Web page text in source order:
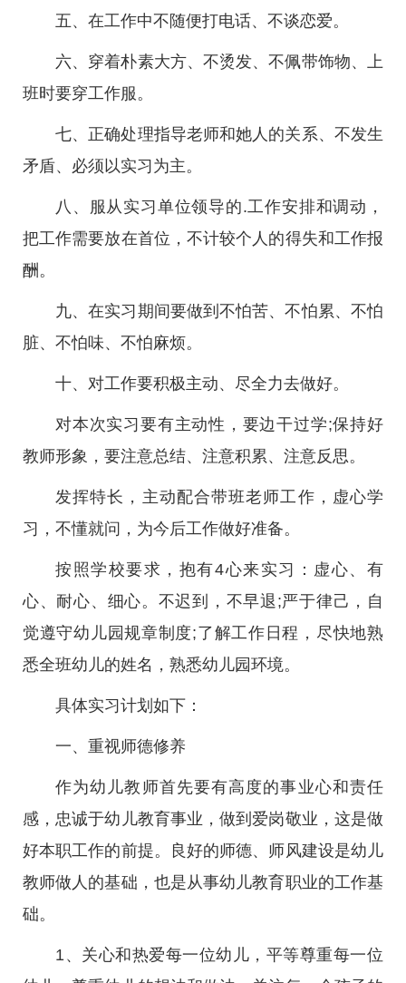
五、在工作中不随便打电话、不谈恋爱。
六、穿着朴素大方、不烫发、不佩带饰物、上
班时要穿工作服。
七、正确处理指导老师和她人的关系、不发生
矛盾、必须以实习为主。
八、服从实习单位领导的.工作安排和调动，
把工作需要放在首位，不计较个人的得失和工作报
酬。
九、在实习期间要做到不怕苦、不怕累、不怕
脏、不怕味、不怕麻烦。
十、对工作要积极主动、尽全力去做好。
对本次实习要有主动性，要边干过学;保持好
教师形象，要注意总结、注意积累、注意反思。
发挥特长，主动配合带班老师工作，虚心学
习，不懂就问，为今后工作做好准备。
按照学校要求，抱有4心来实习：虚心、有
心、耐心、细心。不迟到，不早退;严于律己，自
觉遵守幼儿园规章制度;了解工作日程，尽快地熟
悉全班幼儿的姓名，熟悉幼儿园环境。
具体实习计划如下：
一、重视师德修养
作为幼儿教师首先要有高度的事业心和责任
感，忠诚于幼儿教育事业，做到爱岗敬业，这是做
好本职工作的前提。良好的师德、师风建设是幼儿
教师做人的基础，也是从事幼儿教育职业的工作基
础。
1、关心和热爱每一位幼儿，平等尊重每一位